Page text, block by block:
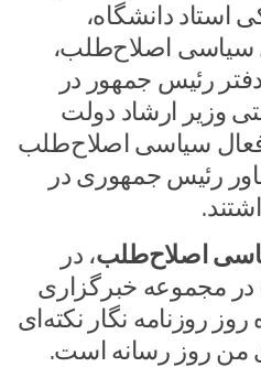
استاد دانشگاه،
سیاسی اصلاح‌طلب،
رئیس جمهور در
وزیر ارشاد دولت
سیاسی اصلاح‌طلب
رئیس جمهوری در
اصلاح‌طلب، در
در مجموعه خبرگزاری
روز روزنامه نگار نکته‌ای
من روز رسانه است.